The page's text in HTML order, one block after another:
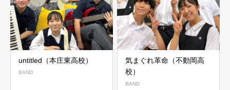
untitled（本庄東高校）
BAND
気まぐれ革命（不動岡高
校）
BAND